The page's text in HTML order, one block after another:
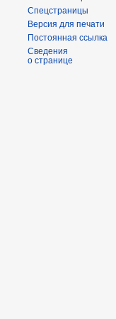
Спецстраницы
Версия для печати
Постоянная ссылка
Сведения
о странице